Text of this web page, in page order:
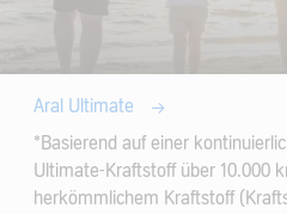
Aral Ultimate
*Basierend auf einer
Ultimate-Kraftstoff über 10.000
herkömmlichem Kraftstoff